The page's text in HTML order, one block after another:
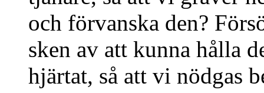
och förvanska den?
sken av att kunna hålla
hjärtat, så att vi nödgas